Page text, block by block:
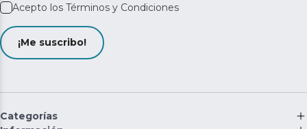
Acepto los Términos y Condiciones
¡Me suscribo!
Categorías